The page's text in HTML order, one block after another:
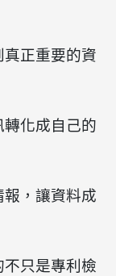
正重要的資
化成自己的
，讓資料成
不只是專利檢